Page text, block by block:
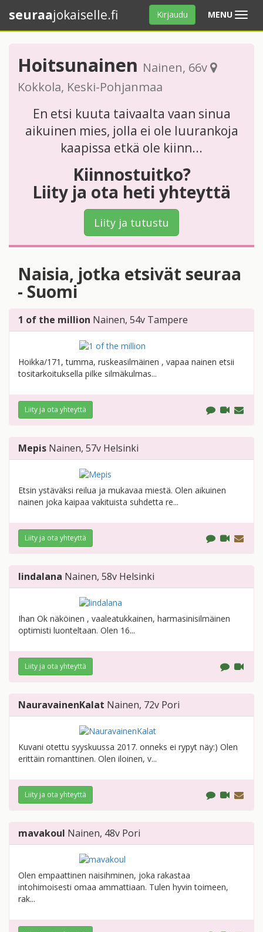
MENU Avaa
valikko
seuraajokaiselle.fi Kirjaudu
Hoitsunainen Nainen, 66v
Kokkola, Keski-Pohjanmaa
En etsi kuuta taivaalta vaan sinua
aikuinen mies, jolla ei ole luurankoja
kaapissa etkä ole kiinn...
Kiinnostuitko?
Liity ja ota heti yhteyttä
Liity ja tutustu
Naisia, jotka etsivät seuraa
- Suomi
1 of the million Nainen, 54v Tampere
Hoikka/171, tumma, ruskeasilmäinen , vapaa nainen etsii
tositarkoituksella pilke silmäkulmas...
Liity ja ota yhteyttä
Mepis Nainen, 57v Helsinki
Etsin ystäväksi reilua ja mukavaa miestä. Olen aikuinen
nainen joka kaipaa vakituista suhdetta re...
Liity ja ota yhteyttä
lindalana Nainen, 58v Helsinki
Ihan Ok näköinen , vaaleatukkainen, harmasinisilmäinen
optimisti luonteltaan. Olen 16...
Liity ja ota yhteyttä
NauravainenKalat Nainen, 72v Pori
Kuvani otettu syyskuussa 2017. onneks ei rypyt näy:) Olen
erittäin romanttinen. Olen iloinen, v...
Liity ja ota yhteyttä
mavakoul Nainen, 48v Pori
Olen empaattinen naisihminen, joka rakastaa
intohimoisesti omaa ammattiaan. Tulen hyvin toimeen,
rak...